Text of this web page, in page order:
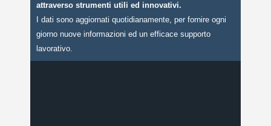
attraverso strumenti utili ed innovativi.
I dati sono aggiornati quotidianamente, per fornire ogni
giorno nuove informazioni ed un efficace supporto
lavorativo.